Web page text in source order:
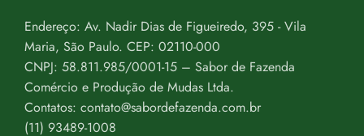
Endereço: Av. Nadir Dias de Figueiredo, 395 - Vila
Maria, São Paulo. CEP: 02110-000
CNPJ: 58.811.985/0001-15 – Sabor de Fazenda
Comércio e Produção de Mudas Ltda.
Contatos: contato@sabordefazenda.com.br
(11) 93489-1008